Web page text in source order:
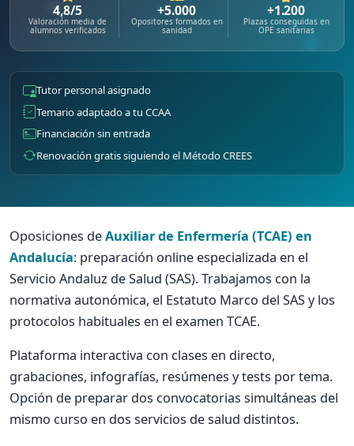
4,8/5
Valoración media de
alumnos verificados
+5.000
Opositores formados en
sanidad
+1.200
Plazas conseguidas en
OPE sanitarias
Tutor personal asignado
Temario adaptado a tu CCAA
Financiación sin entrada
Renovación gratis siguiendo el Método CREES
Oposiciones deAuxiliar de Enfermería (TCAE) en
Andalucía: preparación online especializada en el
Servicio Andaluz de Salud (SAS). Trabajamos con la
normativa autonómica, el Estatuto Marco del SAS y los
protocolos habituales en el examen TCAE.
Plataforma interactiva con clases en directo,
grabaciones, infografías, resúmenes y tests por tema.
Opción de preparar dos convocatorias simultáneas del
mismo curso en dos servicios de salud distintos.